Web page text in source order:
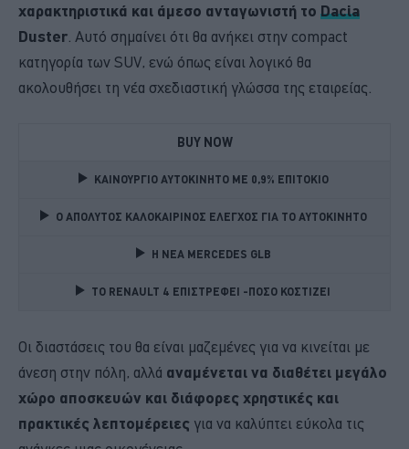
χαρακτηριστικά και άμεσο ανταγωνιστή το Dacia
Duster . Αυτό σημαίνει ότι θα ανήκει στην compact
κατηγορία των SUV, ενώ όπως είναι λογικό θα
ακολουθήσει τη νέα σχεδιαστική γλώσσα της εταιρείας.
BUY NOW
ΚΑΙΝΟΥΡΓΙΟ ΑΥΤΟΚΙΝΗΤΟ ΜΕ 0,9% ΕΠΙΤΟΚΙΟ
Ο ΑΠΟΛΥΤΟΣ ΚΑΛΟΚΑΙΡΙΝΟΣ ΕΛΕΓΧΟΣ ΓΙΑ ΤΟ ΑΥΤΟΚΙΝΗΤΟ
Η ΝΕΑ MERCEDES GLB
TO RENAULT 4 ΕΠΙΣΤΡΕΦΕΙ -ΠΟΣΟ ΚΟΣΤΙΖΕΙ
Οι διαστάσεις του θα είναι μαζεμένες για να κινείται με
άνεση στην πόλη, αλλά αναμένεται να διαθέτει μεγάλο
χώρο αποσκευών και διάφορες χρηστικές και
πρακτικές λεπτομέρειες για να καλύπτει εύκολα τις